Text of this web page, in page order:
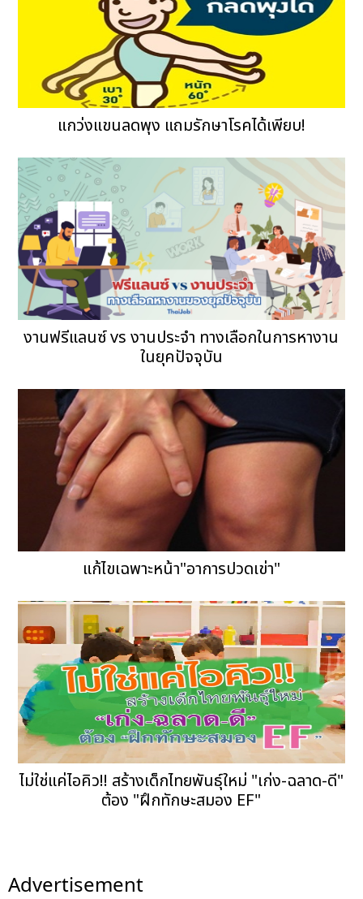
แกว่งแขนลดพุง แถมรักษาโรคได้เพียบ!
งานฟรีแลนซ์ vs งานประจำ ทางเลือกในการหางาน
ในยุคปัจจุบัน
แก้ไขเฉพาะหน้า"อาการปวดเข่า"
ไม่ใช่แค่ไอคิว!! สร้างเด็กไทยพันธุ์ใหม่ "เก่ง-ฉลาด-ดี"
ต้อง "ฝึกทักษะสมอง EF"
Advertisement